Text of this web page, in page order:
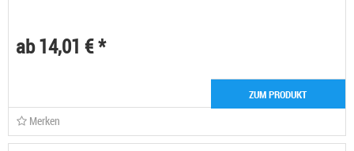
ab 14,01 € *
ZUM PRODUKT
Merken